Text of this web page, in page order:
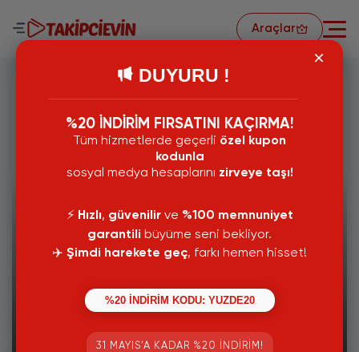
Araçlar
04 Haziran 2024
DUYURU !
%20 İNDİRİM FIRSATINI KAÇIRMA!
Tüm hizmetlerde geçerli özel kupon
kodunla
sosyal medya hesaplarını zirveye taşı!
⚡️ Hızlı, güvenilirve %100 memnuniyet
garantili büyüme seni bekliyor.
✈️ Şimdi harekete geç, farkı hemen hisset!
%20 İNDİRİM KODU: YUZDE20
31 MAYIS’A KADAR %20 İNDIRIM!